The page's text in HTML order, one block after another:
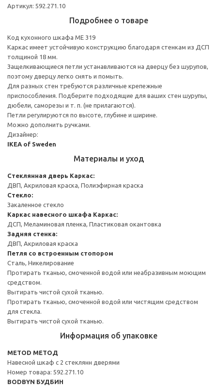
Артикул: 592.271.10
Подробнее о товаре
Код кухонного шкафа ME 319
Каркас имеет устойчивую конструкцию благодаря стенкам из ДСП
толщиной 18 мм.
Защелкивающиеся петли устанавливаются на дверцу без шурупов,
поэтому дверцу легко снять и помыть.
Для разных стен требуются различные крепежные
приспособления. Подберите подходящие для ваших стен шурупы,
дюбели, саморезы и т. п. (не прилагаются).
Петли регулируются по высоте, глубине и ширине.
Можно дополнить ручками.
Дизайнер:
IKEA of Sweden
Материалы и уход
Стеклянная дверь Каркас:
ДВП, Акриловая краска, Полиэфирная краска
Стекло:
Закаленное стекло
Каркас навесного шкафа Каркас:
ДСП, Меламиновая пленка, Пластиковая окантовка
Задняя стенка:
ДВП, Акриловая краска
Петля со встроенным стопором
Сталь, Никелирование
Протирать тканью, смоченной водой или неабразивным моющим
средством.
Вытирать чистой сухой тканью.
Протирать тканью, смоченной водой или чистящим средством
для стекла.
Вытирать чистой сухой тканью.
Информация об упаковке
METOD МЕТОД
Навесной шкаф с 2 стеклянн дверями
Номер товара: 592.271.10
BODBYN БУДБИН